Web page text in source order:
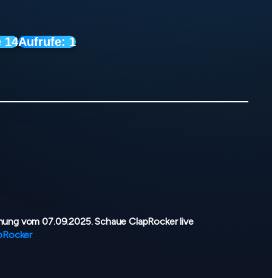
14Aufrufe: 1
vom 07.09.2025. Schaue ClapRocker live